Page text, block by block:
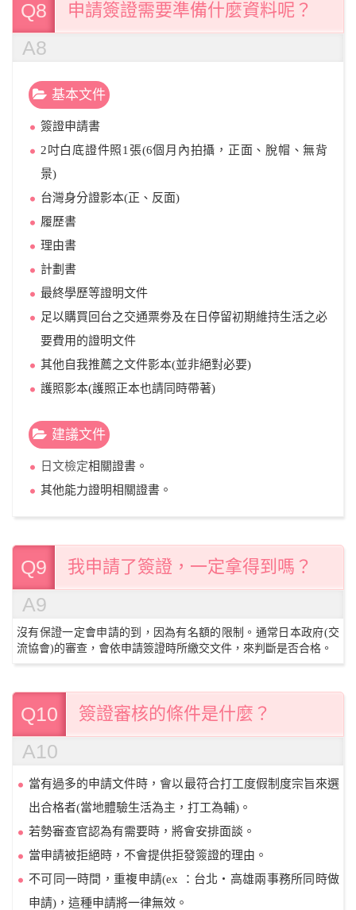
Q8 申請簽證需要準備什麼資料呢？
A8
基本文件
簽證申請書
2吋白底證件照1張(6個月內拍攝，正面、脫帽、無背
景)
台灣身分證影本(正、反面)
履歷書
理由書
計劃書
最終學歷等證明文件
足以購買回台之交通票劵及在日停留初期維持生活之必
要費用的證明文件
其他自我推薦之文件影本(並非絕對必要)
護照影本(護照正本也請同時帶著)
建議文件
日文檢定相關證書。
其他能力證明相關證書。
Q9 我申請了簽證，一定拿得到嗎？
A9
沒有保證一定會申請的到，因為有名額的限制。通常日本政府(交
流協會)的審查，會依申請簽證時所繳交文件，來判斷是否合格。
Q10 簽證審核的條件是什麼？
A10
當有過多的申請文件時，會以最符合打工度假制度宗旨來選
出合格者(當地體驗生活為主，打工為輔)。
若勢審查官認為有需要時，將會安排面談。
當申請被拒絕時，不會提供拒發簽證的理由。
不可同一時間，重複申請(ex ：台北・高雄兩事務所同時做
申請)，這種申請將一律無效。